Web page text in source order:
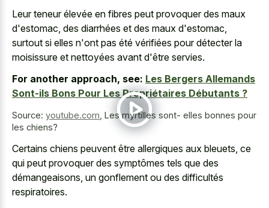
Leur teneur élevée en fibres peut provoquer des maux
d'estomac, des diarrhées et des maux d'estomac,
surtout si elles n'ont pas été vérifiées pour détecter la
moisissure et nettoyées avant d'être servies.
For another approach, see: Les Bergers Allemands
Sont-ils Bons Pour Les Propriétaires Débutants ?
Source: youtube.com Les myrtilles sont- elles bonnes pour
les chiens?
Certains chiens peuvent être allergiques aux bleuets, ce
qui peut provoquer des symptômes tels que des
démangeaisons, un gonflement ou des difficultés
respiratoires.